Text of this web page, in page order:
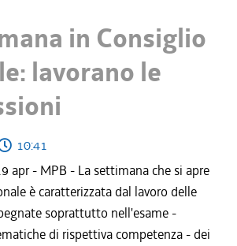
in Consiglio
lavorano le
10:41
apr - MPB - La settimana che si apre
è caratterizzata dal lavoro delle
soprattutto nell'esame -
di rispettiva competenza - dei